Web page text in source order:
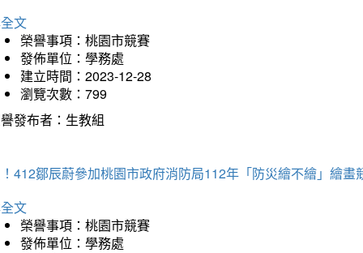
文
榮譽事項：桃園市競賽
發佈單位：學務處
建立時間：2023-12-28
瀏覽次數：799
發布者：生教組
412鄒辰蔚參加桃園市政府消防局112年「防災繪不繪」繪畫
文
榮譽事項：桃園市競賽
發佈單位：學務處